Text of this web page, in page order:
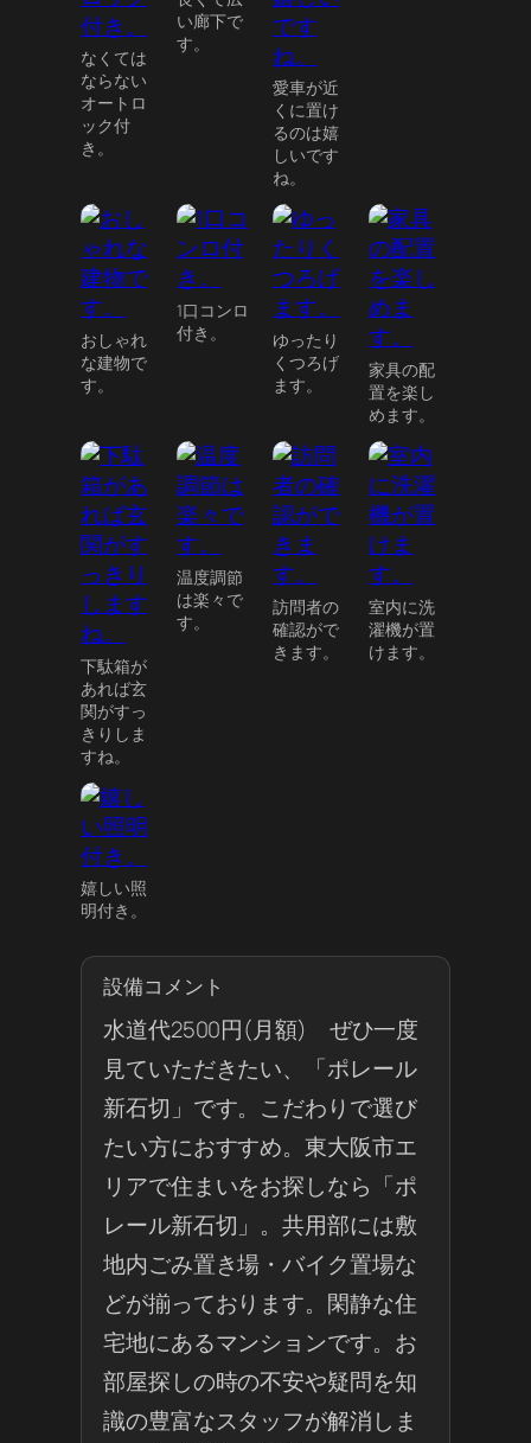
なくては
ならない
オートロ
ック付
き。
い廊下で
す。
愛車が近
くに置け
るのは嬉
しいです
ね。
おしゃれ
な建物で
す。
1口コンロ
付き。
ゆったり
くつろげ
ます。
家具の配
置を楽し
めます。
下駄箱が
あれば玄
関がすっ
きりしま
すね。
温度調節
は楽々で
す。
訪問者の
確認がで
きます。
室内に洗
濯機が置
けます。
嬉しい照
明付き。
設備コメント
水道代2500円(月額) ぜひ一度
見ていただきたい、「ポレール
新石切」です。こだわりで選び
たい方におすすめ。東大阪市エ
リアで住まいをお探しなら「ポ
レール新石切」。共用部には敷
地内ごみ置き場・バイク置場な
どが揃っております。閑静な住
宅地にあるマンションです。お
部屋探しの時の不安や疑問を知
識の豊富なスタッフが解消しま